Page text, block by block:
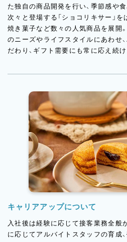
た独自の商品開発を行い、季節感や
次々と登場する「ショコリキサー」を
焼き菓子など数々の人気商品を展開
のニーズやライフスタイルにあわせ
だわり、ギフト需要にも常に応え続け
キャリアアップについて
入社後は経験に応じて接客業務全般
に応じてアルバイトスタッフの育成